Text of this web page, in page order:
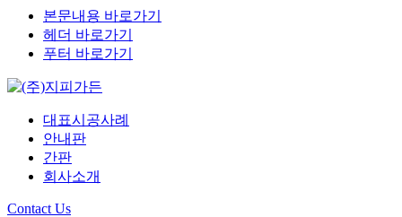
본문내용 바로가기
헤더 바로가기
푸터 바로가기
대표시공사례
안내판
간판
회사소개
Contact Us